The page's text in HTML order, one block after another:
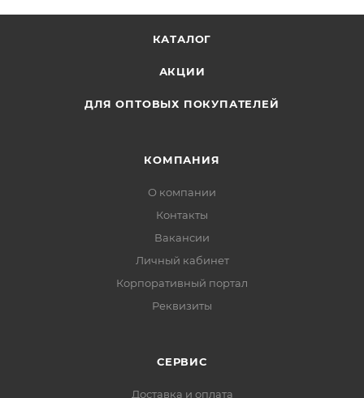
КАТАЛОГ
АКЦИИ
ДЛЯ ОПТОВЫХ ПОКУПАТЕЛЕЙ
КОМПАНИЯ
О компании
Контакты
Вакансии
Личный кабинет
Корпоративный портал
Реквизиты
СЕРВИС
Доставка и оплата